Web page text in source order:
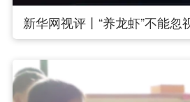
新华网视评丨“养龙虾”不能忽